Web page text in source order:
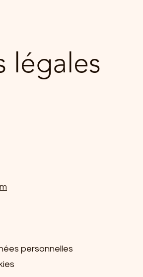
légales
personnelles